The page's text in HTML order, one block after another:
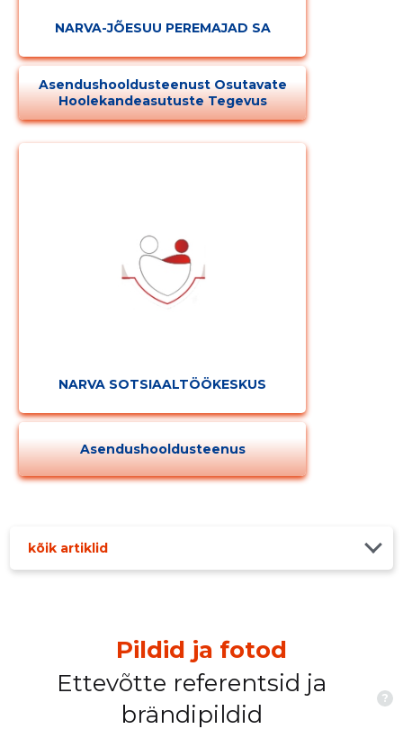
NARVA-JÕESUU PEREMAJAD SA
Asendushooldusteenust Osutavate
Hoolekandeasutuste Tegevus
NARVA SOTSIAALTÖÖKESKUS
Asendushooldusteenus
kõik artiklid
Pildid ja fotod
Ettevõtte referentsid ja
brändipildid
?